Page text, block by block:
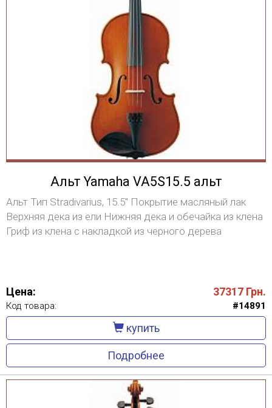
Альт Yamaha VA5S15.5 альт
Альт Тип Stradivarius, 15.5" Покрытие масляный лак
Верхняя дека из ели Нижняя дека и обечайка из клена
Гриф из клена с накладкой из черного дерева
Цена: 37317 Грн.
Код товара: #14891
купить
Подробнее